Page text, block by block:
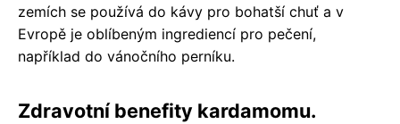
zemích se používá do kávy pro bohatší chuť a v
Evropě je oblíbeným ingrediencí pro pečení,
například do vánočního perníku.
Zdravotní benefity kardamomu.